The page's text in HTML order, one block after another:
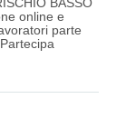
online e
parte